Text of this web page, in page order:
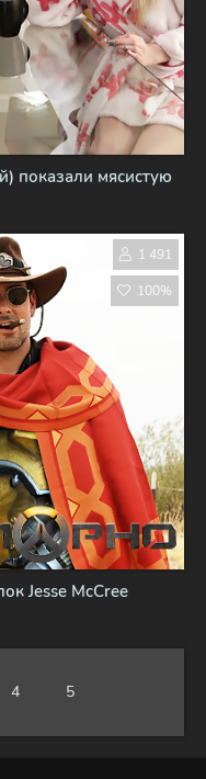
показали мясистую
Jesse McCree
1 491
100%
4 5